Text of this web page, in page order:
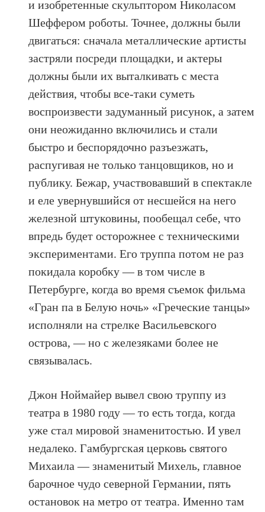
и изобретенные скульптором Николасом
Шеффером роботы. Точнее, должны были
двигаться: сначала металлические артисты
застряли посреди площадки, и актеры
должны были их выталкивать с места
действия, чтобы все-таки суметь
воспроизвести задуманный рисунок, а затем
они неожиданно включились и стали
быстро и беспорядочно разъезжать,
распугивая не только танцовщиков, но и
публику. Бежар, участвовавший в спектакле
и еле увернувшийся от несшейся на него
железной штуковины, пообещал себе, что
впредь будет осторожнее с техническими
экспериментами. Его труппа потом не раз
покидала коробку — в том числе в
Петербурге, когда во время съемок фильма
«Гран па в Белую ночь» «Греческие танцы»
исполняли на стрелке Васильевского
острова, — но с железяками более не
связывалась.
Джон Ноймайер вывел свою труппу из
театра в 1980 году — то есть тогда, когда
уже стал мировой знаменитостью. И увел
недалеко. Гамбургская церковь святого
Михаила — знаменитый Михель, главное
барочное чудо северной Германии, пять
остановок на метро от театра. Именно там